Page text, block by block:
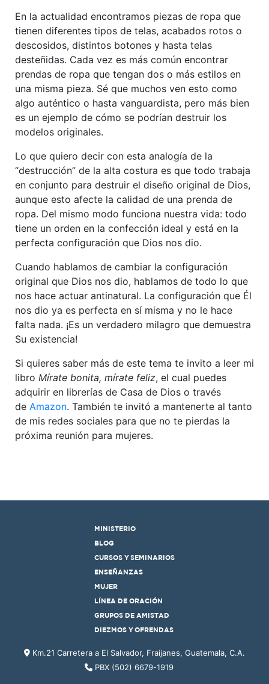
En la actualidad encontramos piezas de ropa que
tienen diferentes tipos de telas, acabados rotos o
descosidos, distintos botones y hasta telas
desteñidas. Cada vez es más común encontrar
prendas de ropa que tengan dos o más estilos en
una misma pieza. Sé que muchos ven esto como
algo auténtico o hasta vanguardista, pero más bien
es un ejemplo de cómo se podrían destruir los
modelos originales.
Lo que quiero decir con esta analogía de la
“destrucción” de la alta costura es que todo trabaja
en conjunto para destruir el diseño original de Dios,
aunque esto afecte la calidad de una prenda de
ropa. Del mismo modo funciona nuestra vida: todo
tiene un orden en la confección ideal y está en la
perfecta configuración que Dios nos dio.
Cuando hablamos de cambiar la configuración
original que Dios nos dio, hablamos de todo lo que
nos hace actuar antinatural. La configuración que Él
nos dio ya es perfecta en sí misma y no le hace
falta nada. ¡Es un verdadero milagro que demuestra
Su existencia!
Si quieres saber más de este tema te invito a leer mi
libro Mírate bonita, mírate feliz, el cual puedes
adquirir en librerías de Casa de Dios o través
de Amazon. También te invitó a mantenerte al tanto
de mis redes sociales para que no te pierdas la
próxima reunión para mujeres.
MINISTERIO
BLOG
CURSOS Y SEMINARIOS
ENSEÑANZAS
MUJER
LÍNEA DE ORACIÓN
GRUPOS DE AMISTAD
DIEZMOS Y OFRENDAS
Km.21 Carretera a El Salvador, Fraijanes, Guatemala, C.A.
PBX (502) 6679-1919